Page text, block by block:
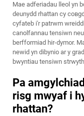
Mae adferiadau lleol yn
deunydd rhattan cy
cyfateb i'r patrwm
canolfannau tensiwn
berfformiad hir-dymor.
newid yn dibynio ar y
bwyntiau tensiwn
Pa
risg mwyaf i
rhattan?